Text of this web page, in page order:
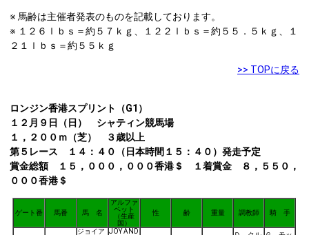
※ 馬齢は主催者発表のものを記載しております。
※ １２６ｌｂｓ＝約５７ｋｇ、１２２ｌｂｓ＝約５５．５ｋｇ、１
２１ｌｂｓ＝約５５ｋｇ
>> TOPに戻る
ロンジン香港スプリント（G1）
１２月９日（日） シャティン競馬場
１，２００ｍ（芝） ３歳以上
第５レース １４：４０（日本時間１５：４０）発走予定
賞金総額 １５，０００，０００香港＄ １着賞金 ８，５５０，
０００香港＄
ゲート番 馬番 馬 名
アルファ
ベット
（生産
国）
性 齢 重量 調教師 騎 手
ジョイア
JOY AND